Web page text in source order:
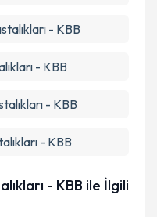
- KBB
- KBB
- KBB
- KBB
- KBB ile İlgili